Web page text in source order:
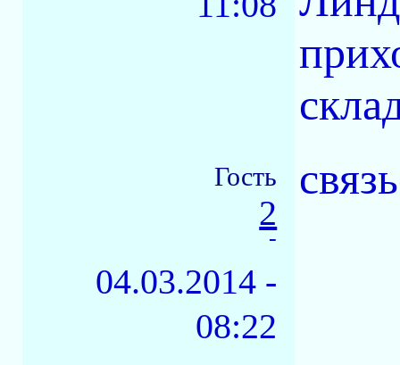
Гость
2
-
04.03.2014 -
08:22